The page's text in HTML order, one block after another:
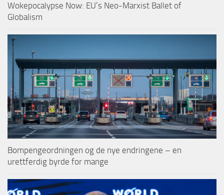
Wokepocalypse Now: EU’s Neo-Marxist Ballet of
Globalism
Bompengeordningen og de nye endringene – en
urettferdig byrde for mange